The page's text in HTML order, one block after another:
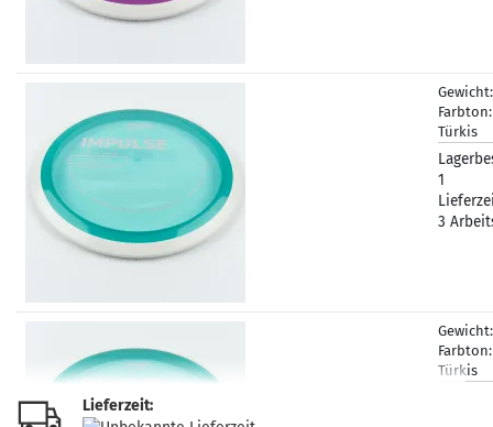
Farbton:
Türkis
1
3
Farbton:
Türkis
Lieferzeit: